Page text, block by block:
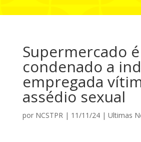
Supermercado é
condenado a
empregada
assédio sexual
por NCSTPR| 11/11/24| Ultimas